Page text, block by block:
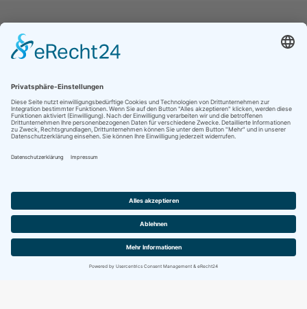
Jetzt folgen für noch mehr Einblicke ins
Vereinsleben:
Impressum
Datenschutz